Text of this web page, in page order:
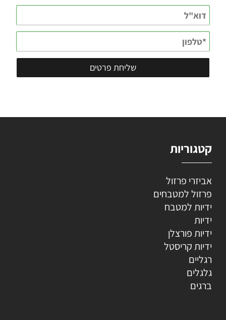
קטגוריות
אביזרי פרזול
פרזול למטבחים
ידיות למטבח
ידיות
ידיות פורצלן
ידיות קריסטל
רגליים
גלגלים
ברגים